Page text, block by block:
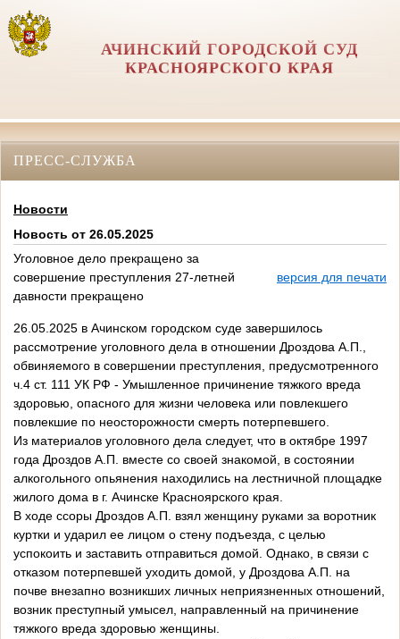
АЧИНСКИЙ ГОРОДСКОЙ СУД
КРАСНОЯРСКОГО КРАЯ
ПРЕСС-СЛУЖБА
Новости
Новость от 26.05.2025
Уголовное дело прекращено за
совершение преступления 27-летней
давности прекращено
версия для печати
26.05.2025 в Ачинском городском суде завершилось
рассмотрение уголовного дела в отношении Дроздова А.П.,
обвиняемого в совершении преступления, предусмотренного
ч.4 ст. 111 УК РФ - Умышленное причинение тяжкого вреда
здоровью, опасного для жизни человека или повлекшего
повлекшие по неосторожности смерть потерпевшего.
Из материалов уголовного дела следует, что в октябре 1997
года Дроздов А.П. вместе со своей знакомой, в состоянии
алкогольного опьянения находились на лестничной площадке
жилого дома в г. Ачинске Красноярского края.
В ходе ссоры Дроздов А.П. взял женщину руками за воротник
куртки и ударил ее лицом о стену подъезда, с целью
успокоить и заставить отправиться домой. Однако, в связи с
отказом потерпевшей уходить домой, у Дроздова А.П. на
почве внезапно возникших личных неприязненных отношений,
возник преступный умысел, направленный на причинение
тяжкого вреда здоровью женщины.